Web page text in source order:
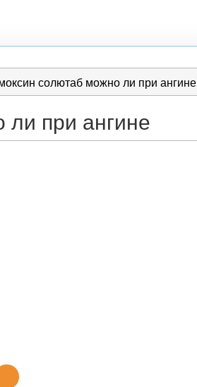
солютаб можно ли при ангине
при ангине